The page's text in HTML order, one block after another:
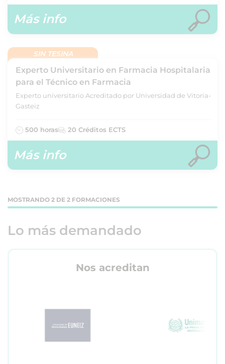
Más info
SIN TESINA
Experto Universitario en Farmacia Hospitalaria
para el Técnico en Farmacia
Experto universitario Acreditado por Universidad de Vitoria-
Gasteiz
500 horas 20 Créditos ECTS
Más info
MOSTRANDO 2 DE 2 FORMACIONES
Lo más demandado
Nos acreditan